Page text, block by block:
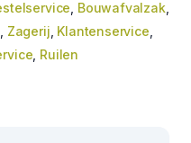
Bouwafvalzak,
Zagerij Klantenservice
Ruilen